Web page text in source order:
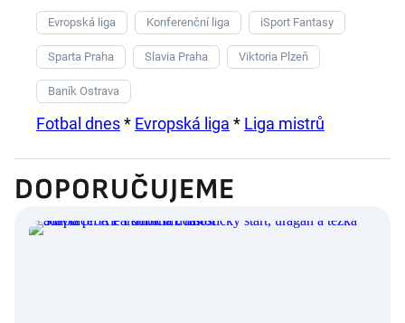
Evropská liga Konferenční liga iSport Fantasy
Sparta Praha Slavia Praha Viktoria Plzeň
Baník Ostrava
Fotbal dnes* Evropská liga * Liga mistrů
DOPORUČUJEME